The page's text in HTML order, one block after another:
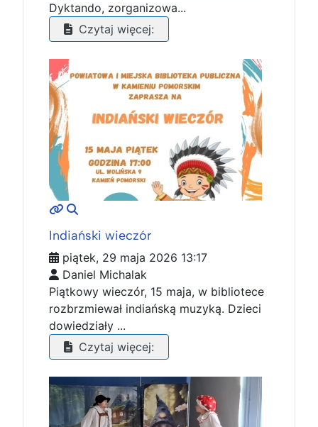
Dyktando, zorganizowa...
Czytaj więcej:
MOD_JTCS_VIEW_ARTICLE_LINK
Indiański wieczór
piątek, 29 maja 2026 13:17
Daniel Michalak
Piątkowy wieczór, 15 maja, w bibliotece
rozbrzmiewał indiańską muzyką. Dzieci
dowiedziały ...
Czytaj więcej: